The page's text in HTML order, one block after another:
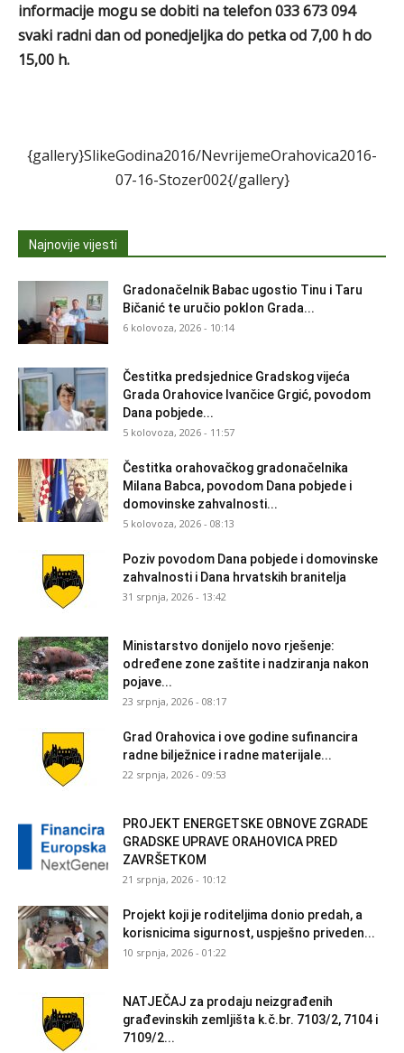
informacije mogu se dobiti na telefon 033 673 094
svaki radni dan od ponedjeljka do petka od 7,00 h do
15,00 h.
{gallery}SlikeGodina2016/NevrijemeOrahovica2016-
07-16-Stozer002{/gallery}
Najnovije vijesti
Gradonačelnik Babac ugostio Tinu i Taru
Bičanić te uručio poklon Grada...
6 kolovoza, 2026 - 10:14
Čestitka predsjednice Gradskog vijeća
Grada Orahovice Ivančice Grgić, povodom
Dana pobjede...
5 kolovoza, 2026 - 11:57
Čestitka orahovačkog gradonačelnika
Milana Babca, povodom Dana pobjede i
domovinske zahvalnosti...
5 kolovoza, 2026 - 08:13
Poziv povodom Dana pobjede i domovinske
zahvalnosti i Dana hrvatskih branitelja
31 srpnja, 2026 - 13:42
Ministarstvo donijelo novo rješenje:
određene zone zaštite i nadziranja nakon
pojave...
23 srpnja, 2026 - 08:17
Grad Orahovica i ove godine sufinancira
radne bilježnice i radne materijale...
22 srpnja, 2026 - 09:53
PROJEKT ENERGETSKE OBNOVE ZGRADE
GRADSKE UPRAVE ORAHOVICA PRED
ZAVRŠETKOM
21 srpnja, 2026 - 10:12
Projekt koji je roditeljima donio predah, a
korisnicima sigurnost, uspješno priveden...
10 srpnja, 2026 - 01:22
NATJEČAJ za prodaju neizgrađenih
građevinskih zemljišta k.č.br. 7103/2, 7104 i
7109/2...